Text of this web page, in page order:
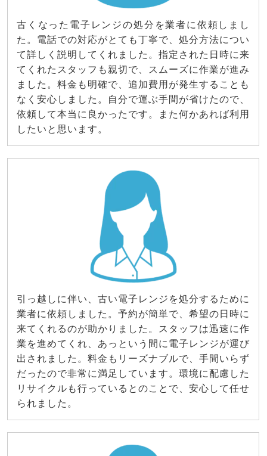
古くなった電子レンジの処分を業者に依頼しまし
た。電話での対応がとても丁寧で、処分方法につい
て詳しく説明してくれました。指定された日時に来
てくれたスタッフも親切で、スムーズに作業が進み
ました。料金も明確で、追加費用が発生することも
なく安心しました。自分で運ぶ手間が省けたので、
依頼して本当に良かったです。また何かあれば利用
したいと思います。
引っ越しに伴い、古い電子レンジを処分するために
業者に依頼しました。予約が簡単で、希望の日時に
来てくれるのが助かりました。スタッフは迅速に作
業を進めてくれ、あっという間に電子レンジが運び
出されました。料金もリーズナブルで、手間いらず
だったので非常に満足しています。環境に配慮した
リサイクルも行っているとのことで、安心して任せ
られました。